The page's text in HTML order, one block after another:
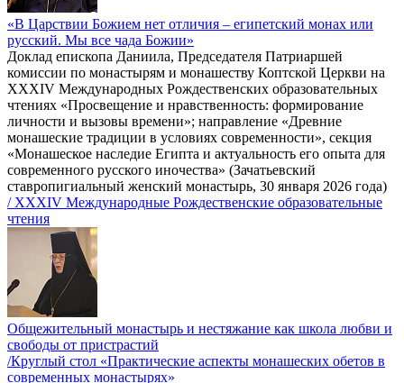
«В Царствии Божием нет отличия – египетский монах или
русский. Мы все чада Божии»
Доклад епископа Даниила, Председателя Патриаршей
комиссии по монастырям и монашеству Коптской Церкви на
XXXIV Международных Рождественских образовательных
чтениях «Просвещение и нравственность: формирование
личности и вызовы времени»; направление «Древние
монашеские традиции в условиях современности», секция
«Монашеское наследие Египта и актуальность его опыта для
современного русского иночества» (Зачатьевский
ставропигиальный женский монастырь, 30 января 2026 года)
/ XXXIV Международные Рождественские образовательные
чтения
Общежительный монастырь и нестяжание как школа любви и
свободы от пристрастий
/Круглый стол «Практические аспекты монашеских обетов в
современных монастырях»